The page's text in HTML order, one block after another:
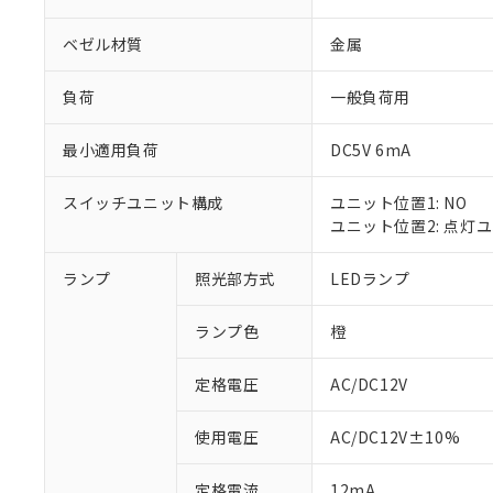
ベゼル材質 金属
負荷 一般負荷用
最小適用負荷 DC5V 6mA
スイッチユニット構成
ユニット位置1: NO
ユニット位置2: 点灯
ランプ 照光部方式 LEDランプ
ランプ色 橙
定格電圧 AC/DC12V
使用電圧 AC/DC12V±10%
ご利用条件
以下の条件をお
※1 対応状況
対応予定：EU
対応予定なし：
調査・確認中：
非該当品：ライセ
※1 中国